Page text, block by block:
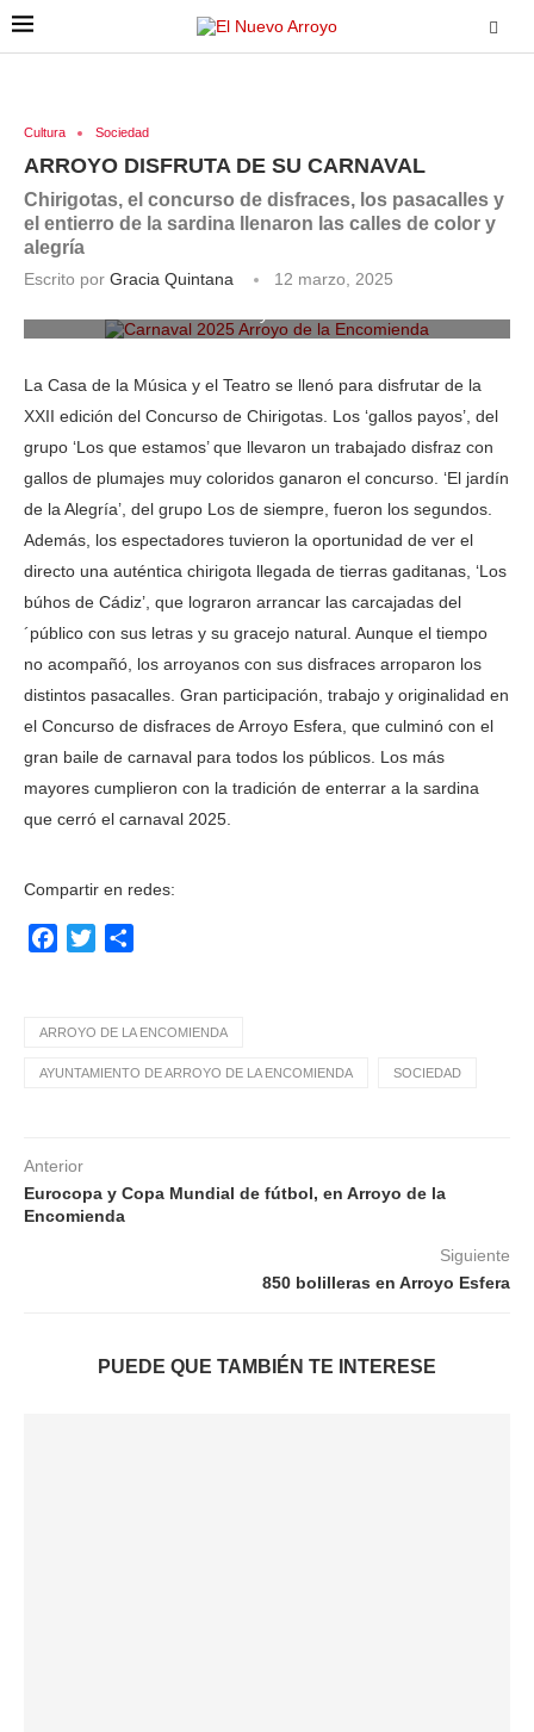
Cultura Sociedad
ARROYO DISFRUTA DE SU CARNAVAL
Chirigotas, el concurso de disfraces, los pasacalles y
el entierro de la sardina llenaron las calles de color y
alegría
Escrito por Gracia Quintana
12 marzo, 2025
La Casa de la Música y el Teatro se llenó para disfrutar de la
XXII edición del Concurso de Chirigotas. Los ‘gallos payos’, del
grupo ‘Los que estamos’ que llevaron un trabajado disfraz con
gallos de plumajes muy coloridos ganaron el concurso. ‘El jardín
de la Alegría’, del grupo Los de siempre, fueron los segundos.
Además, los espectadores tuvieron la oportunidad de ver el
directo una auténtica chirigota llegada de tierras gaditanas, ‘Los
búhos de Cádiz’, que lograron arrancar las carcajadas del
´público con sus letras y su gracejo natural. Aunque el tiempo
no acompañó, los arroyanos con sus disfraces arroparon los
distintos pasacalles. Gran participación, trabajo y originalidad en
el Concurso de disfraces de Arroyo Esfera, que culminó con el
gran baile de carnaval para todos los públicos. Los más
mayores cumplieron con la tradición de enterrar a la sardina
que cerró el carnaval 2025.
Compartir en redes:
Facebook
Twitter
ARROYO DE LA ENCOMIENDA
AYUNTAMIENTO DE ARROYO DE LA ENCOMIENDA SOCIEDAD
Anterior
Eurocopa y Copa Mundial de fútbol, en Arroyo de la
Encomienda
Siguiente
850 bolilleras en Arroyo Esfera
PUEDE QUE TAMBIÉN TE INTERESE